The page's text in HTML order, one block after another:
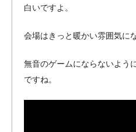
白いですよ。
会場はきっと暖かい雰囲気に
無音のゲームにならないよう
ですね。